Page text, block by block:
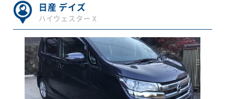
日産 デイズ
ハイウェスター X